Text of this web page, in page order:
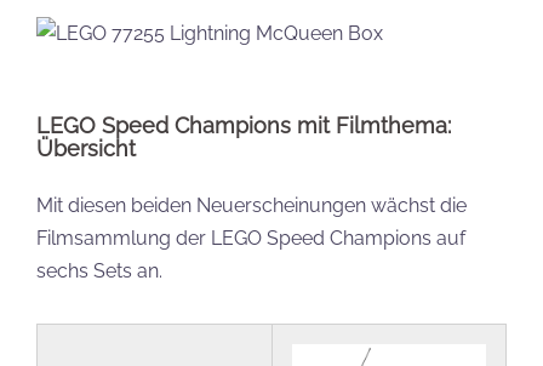
LEGO Speed Champions mit Filmthema:
Übersicht
Mit diesen beiden Neuerscheinungen wächst die
Filmsammlung der LEGO Speed Champions auf
sechs Sets an.